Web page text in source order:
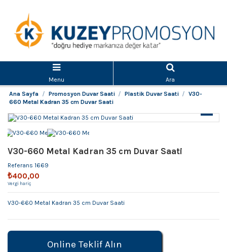
Menu
Ara
Ana Sayfa
Promosyon Duvar Saati Plastik Duvar Saati
V30-
660 Metal Kadran 35 cm Duvar Saati
V30-660 Metal Kadran 35 cm Duvar Saati
Referans 1669
₺400,00
Vergi hariç
V30-660 Metal Kadran 35 cm Duvar Saati
Online Teklif Alın